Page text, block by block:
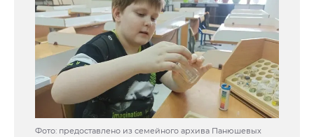
Фото: предоставлено из семейного архива Панюшевых